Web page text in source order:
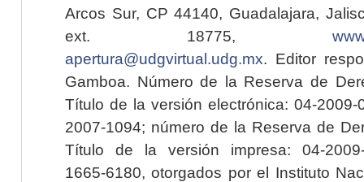
Arcos Sur, CP 44140, Guadalajara,
ext. 18775,
apertura@udgvirtual.udg.mx. Editor
Gamboa. Número de la Reserva de
Título de la versión electrónica: 04-2009-
2007-1094; número de la Reserva de
Título de la versión impresa: 04-2009-
1665-6180, otorgados por el Instituto